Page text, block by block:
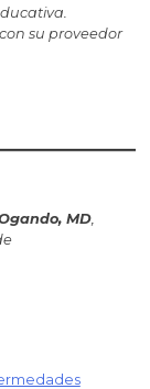
su proveedor
MD,